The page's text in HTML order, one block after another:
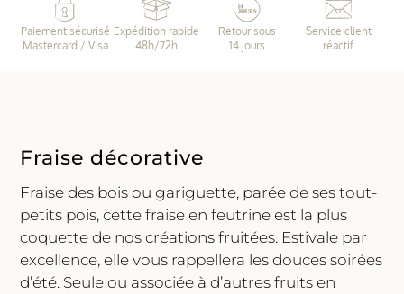
feutrine
|Paiement sécurisé
Mastercard / Visa
Expédition rapide
48h/72h
Retour sous
14 jours
Service client
réactif
Fraise décorative
Fraise des bois ou gariguette, parée de ses tout-
petits pois, cette fraise en feutrine est la plus
coquette de nos créations fruitées. Estivale par
excellence, elle vous rappellera les douces soirées
d’été. Seule ou associée à d’autres fruits en